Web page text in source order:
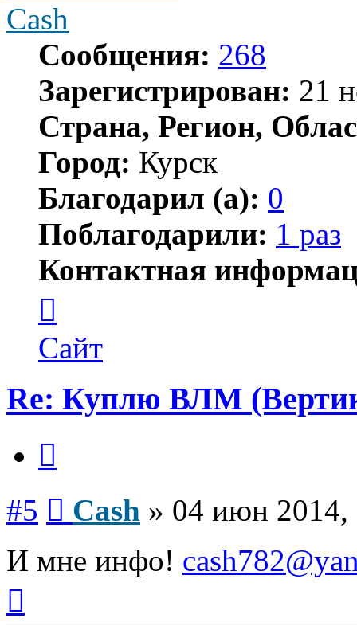
Cash
Сообщения: 268
Зарегистрирован: 21
Страна, Регион,
Город: Курск
Благодарил (а): 0
Поблагодарили: 1 раз
Контактная
пользователя
Cash
Сайт
Re: Куплю ВЛМ
#5 Cash » 04 июн 2014,
И мне инфо!
началу